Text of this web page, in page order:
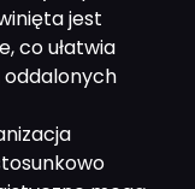
jest
co ułatwia